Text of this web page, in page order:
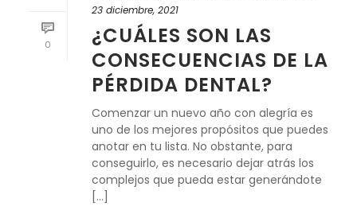
0
23 diciembre, 2021
¿CUÁLES SON LAS
CONSECUENCIAS DE LA
PÉRDIDA DENTAL?
Comenzar un nuevo año con alegría es
uno de los mejores propósitos que puedes
anotar en tu lista. No obstante, para
conseguirlo, es necesario dejar atrás los
complejos que pueda estar generándote
[...]